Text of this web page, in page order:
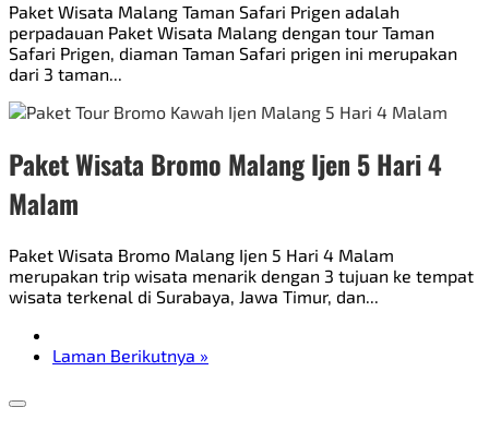
Paket Wisata Malang Taman Safari Prigen adalah
perpadauan Paket Wisata Malang dengan tour Taman
Safari Prigen, diaman Taman Safari prigen ini merupakan
dari 3 taman...
Paket Wisata Bromo Malang Ijen 5 Hari 4
Malam
Paket Wisata Bromo Malang Ijen 5 Hari 4 Malam
merupakan trip wisata menarik dengan 3 tujuan ke tempat
wisata terkenal di Surabaya, Jawa Timur, dan...
Laman Berikutnya »